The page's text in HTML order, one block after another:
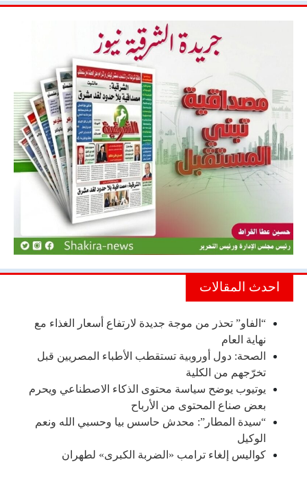
احدث المقالات
“الفاو” تحذر من موجة جديدة لارتفاع أسعار الغذاء مع
نهاية العام
الصحة: دول أوروبية تستقطب الأطباء المصريين قبل
تخرّجهم من الكلية
يوتيوب يوضح سياسة محتوى الذكاء الاصطناعي ويحرم
بعض صناع المحتوى من الأرباح
“سيدة المطار”: محدش حاسس بيا وحسبي الله ونعم
الوكيل
كواليس إلغاء ترامب «الضربة الكبرى» لطهران